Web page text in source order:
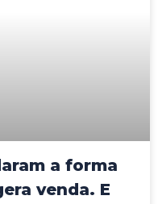
a forma
venda. E